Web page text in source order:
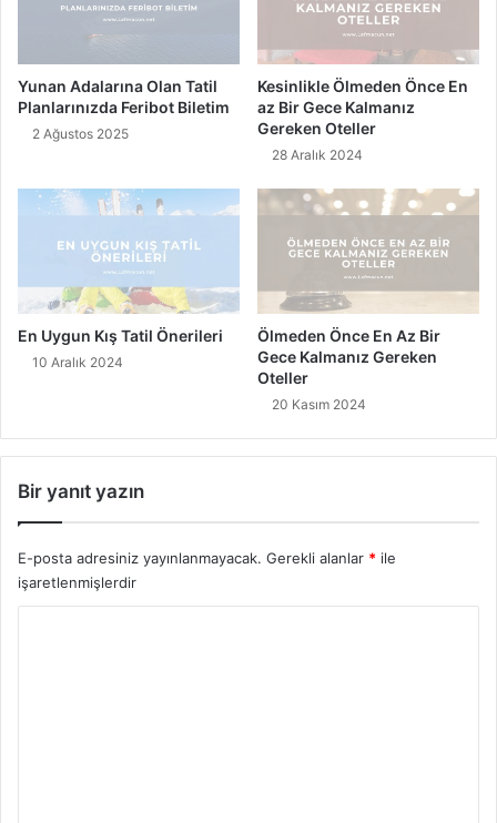
m
a
b
a
a
k
t
y
Yunan Adalarına Olan Tatil
Planlarınızda Feribot Biletim
2 Ağustos 2025
Kesinlikle Ölmeden Önce En
az Bir Gece Kalmanız
Gereken Oteller
28 Aralık 2024
En Uygun Kış Tatil Önerileri
10 Aralık 2024
Ölmeden Önce En Az Bir
Gece Kalmanız Gereken
Oteller
20 Kasım 2024
Bir yanıt yazın
E-posta adresiniz yayınlanmayacak. Gerekli alanlar * ile
işaretlenmişlerdir